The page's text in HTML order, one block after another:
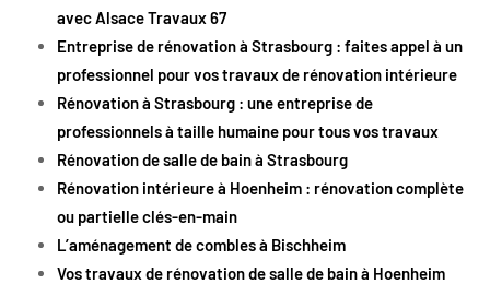
avec Alsace Travaux 67
Entreprise de rénovation à Strasbourg : faites appel à un
professionnel pour vos travaux de rénovation intérieure
Rénovation à Strasbourg : une entreprise de
professionnels à taille humaine pour tous vos travaux
Rénovation de salle de bain à Strasbourg
Rénovation intérieure à Hoenheim : rénovation complète
ou partielle clés-en-main
L’aménagement de combles à Bischheim
Vos travaux de rénovation de salle de bain à Hoenheim